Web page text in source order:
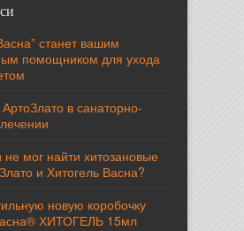
станет вашим
помощником для ухода
в санаторно-
не мог найти хитозановые
и Хитогель Васна?
новую коробочку
ХИТОГЕЛЬ 15мл